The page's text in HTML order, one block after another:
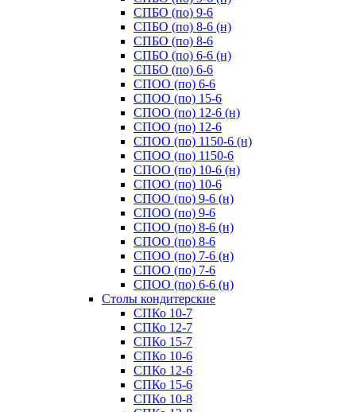
СПБО (по) 9-6
СПБО (по) 8-6 (н)
СПБО (по) 8-6
СПБО (по) 6-6 (н)
СПБО (по) 6-6
СПОО (по) 6-6
СПОО (по) 15-6
СПОО (по) 12-6 (н)
СПОО (по) 12-6
СПОО (по) 1150-6 (н)
СПОО (по) 1150-6
СПОО (по) 10-6 (н)
СПОО (по) 10-6
СПОО (по) 9-6 (н)
СПОО (по) 9-6
СПОО (по) 8-6 (н)
СПОО (по) 8-6
СПОО (по) 7-6 (н)
СПОО (по) 7-6
СПОО (по) 6-6 (н)
Cтолы кондитерские
СПКо 10-7
СПКо 12-7
СПКо 15-7
СПКо 10-6
СПКо 12-6
СПКо 15-6
СПКо 10-8